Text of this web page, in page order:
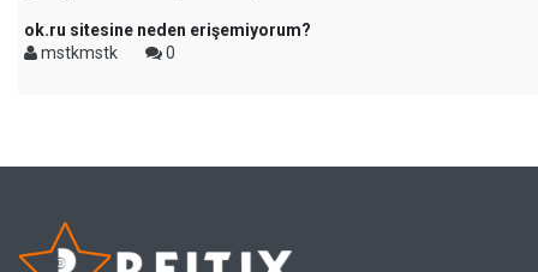
ok.ru sitesine neden erişemiyorum?
mstkmstk
0